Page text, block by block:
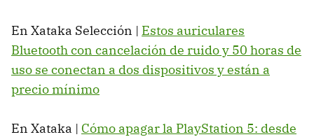
En Xataka Selección | Estos auriculares
Bluetooth con cancelación de ruido y 50 horas de
uso se conectan a dos dispositivos y están a
precio mínimo
En Xataka | Cómo apagar la PlayStation 5: desde